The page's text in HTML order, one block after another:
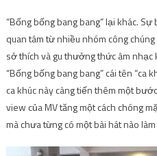
“Bống bống bang bang” lại khác.
quan tâm từ nhiều nhóm công
sở thích và gu thưởng thức âm
“Bống bống bang bang” cái tên “ca
ca khúc này càng tiến thêm một
view của MV tăng một cách chóng
mà chưa từng có một bài hát nào